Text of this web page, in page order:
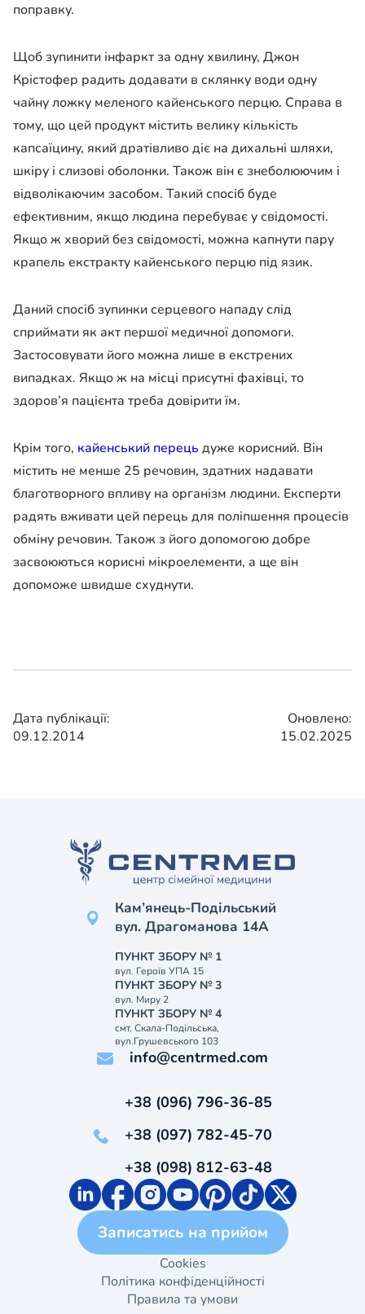
поправку.
Щоб зупинити інфаркт за одну хвилину, Джон
Крістофер радить додавати в склянку води одну
чайну ложку меленого кайенського перцю. Справа в
тому, що цей продукт містить велику кількість
капсаїцину, який дратівливо діє на дихальні шляхи,
шкіру і слизові оболонки. Також він є знеболюючим і
відволікаючим засобом. Такий спосіб буде
ефективним, якщо людина перебуває у свідомості.
Якщо ж хворий без свідомості, можна капнути пару
крапель екстракту кайенського перцю під язик.
Даний спосіб зупинки серцевого нападу слід
сприймати як акт першої медичної допомоги.
Застосовувати його можна лише в екстрених
випадках. Якщо ж на місці присутні фахівці, то
здоров’я пацієнта треба довірити їм.
Крім того, кайенський перець дуже корисний. Він
містить не менше 25 речовин, здатних надавати
благотворного впливу на організм людини. Експерти
радять вживати цей перець для поліпшення процесів
обміну речовин. Також з його допомогою добре
засвоюються корисні мікроелементи, а ще він
допоможе швидше схуднути.
Дата публікації:
09.12.2014
Оновлено:
15.02.2025
Кам’янець-Подільський
вул. Драгоманова 14А
ПУНКТ ЗБОРУ № 1
вул. Героїв УПА 15
ПУНКТ ЗБОРУ № 3
вул. Миру 2
ПУНКТ ЗБОРУ № 4
смт. Скала-Подільська,
вул.Грушевського 103
info@centrmed.com
+38 (096) 796-36-85
+38 (097) 782-45-70
+38 (098) 812-63-48
Записатись на прийом
Cookies
Політика конфіденційності
Правила та умови